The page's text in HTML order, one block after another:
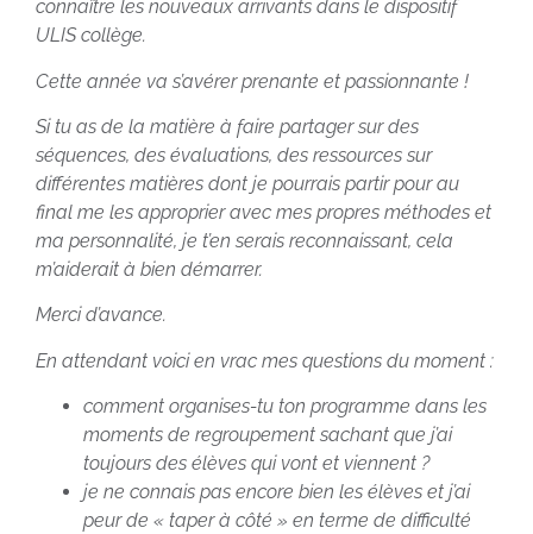
connaître les nouveaux arrivants dans le dispositif
ULIS collège.
Cette année va s’avérer prenante et passionnante !
Si tu as de la matière à faire partager sur des
séquences, des évaluations, des ressources sur
différentes matières dont je pourrais partir pour au
final me les approprier avec mes propres méthodes et
ma personnalité, je t’en serais reconnaissant, cela
m’aiderait à bien démarrer.
Merci d’avance.
En attendant voici en vrac mes questions du moment :
comment organises-tu ton programme dans les
moments de regroupement sachant que j’ai
toujours des élèves qui vont et viennent ?
je ne connais pas encore bien les élèves et j’ai
peur de « taper à côté » en terme de difficulté